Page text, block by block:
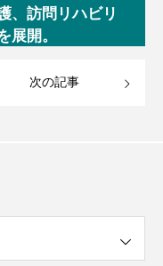
、訪問リハビリ
展開。
次の記事